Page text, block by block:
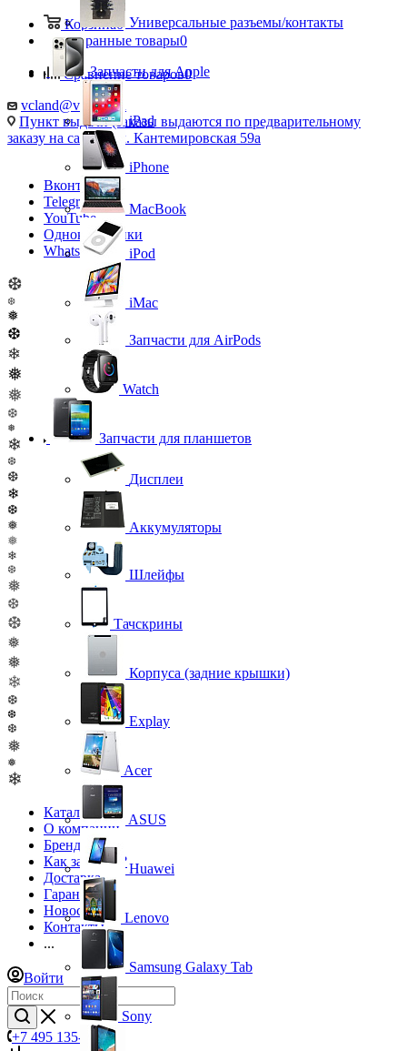
Корзина0
Избранные товары0
Сравнение товаров0
vcland@vcland.ru
Пункт выдачи (заказы выдаются по предварительному
заказу на сайте), ул. Кантемировская 59а
Вконтакте
Telegram
YouTube
Одноклассники
WhatsApp
❆
❆
❅
❆
❄
❅
❅
❆
❅
❄
❆
❆
❄
❆
❅
❅
❄
❆
❅
❆
❆
❅
❅
❄
❆
❆
❆
❅
❅
❄
Каталог
О компании
Бренды
Как заказать?
Доставка
Гарантия
Новости
Контакты
...
Войти
+7 495 135-39-43
Универсальные разъемы/контакты
Запчасти для Apple
iPad
iPhone
MacBook
iPod
iMac
Запчасти для AirPods
Watch
Запчасти для планшетов
Дисплеи
Аккумуляторы
Шлейфы
Тачскрины
Корпуса (задние крышки)
Explay
Acer
ASUS
Huawei
Lenovo
Samsung Galaxy Tab
Sony